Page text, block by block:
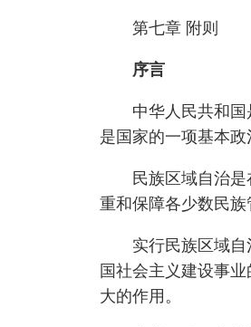
第七章 附则
序言
中华人民共和国是
是国家的一项基本政
民族区域自治是在
重和保障各少数民
实行民族区域自治
国社会主义建设事
大的作用。